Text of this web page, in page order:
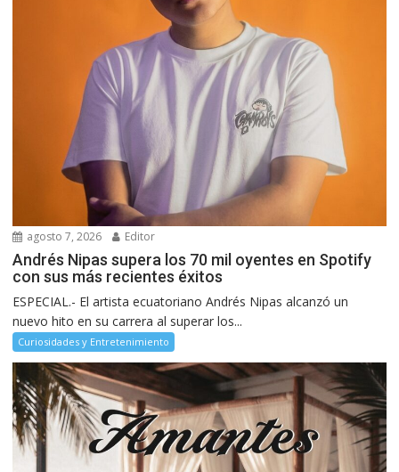
agosto 7, 2026 Editor
Andrés Nipas supera los 70 mil oyentes en Spotify
con sus más recientes éxitos
ESPECIAL.- El artista ecuatoriano Andrés Nipas alcanzó un
nuevo hito en su carrera al superar los...
Curiosidades y Entretenimiento